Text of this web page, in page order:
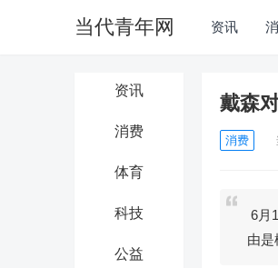
当代青年网 资讯
资讯
消费
体育
科技
公益
戴森
消费
6月
由